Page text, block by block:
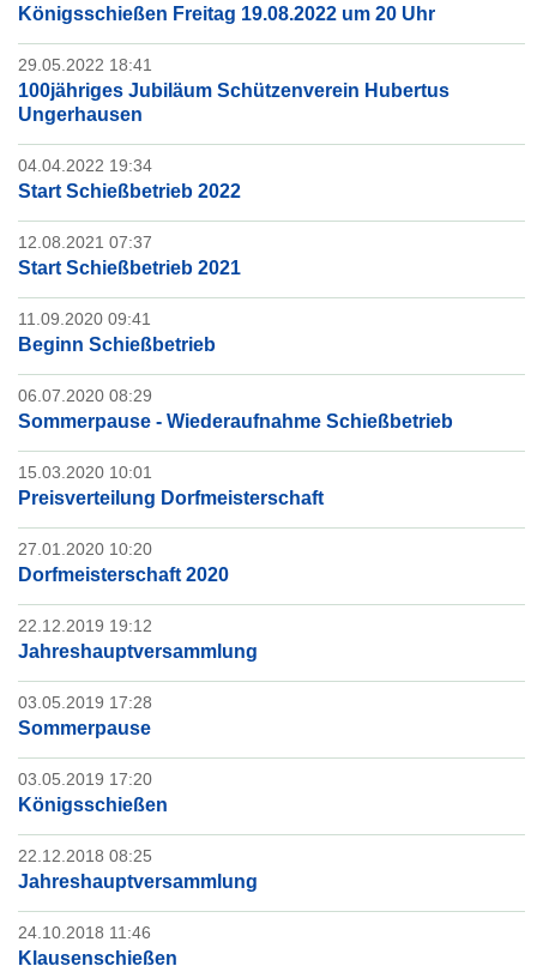
Königsschießen Freitag 19.08.2022 um 20 Uhr
29.05.2022 18:41
100jähriges Jubiläum Schützenverein Hubertus
Ungerhausen
04.04.2022 19:34
Start Schießbetrieb 2022
12.08.2021 07:37
Start Schießbetrieb 2021
11.09.2020 09:41
Beginn Schießbetrieb
06.07.2020 08:29
Sommerpause - Wiederaufnahme Schießbetrieb
15.03.2020 10:01
Preisverteilung Dorfmeisterschaft
27.01.2020 10:20
Dorfmeisterschaft 2020
22.12.2019 19:12
Jahreshauptversammlung
03.05.2019 17:28
Sommerpause
03.05.2019 17:20
Königsschießen
22.12.2018 08:25
Jahreshauptversammlung
24.10.2018 11:46
Klausenschießen